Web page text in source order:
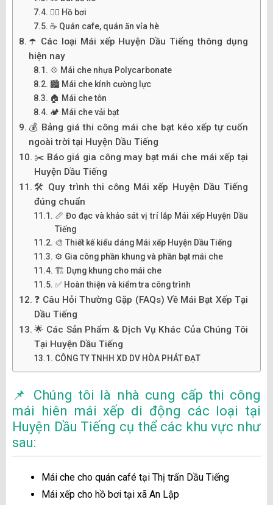
🏊‍♂️ Hồ bơi
☕ Quán cafe, quán ăn vỉa hè
☂️ Các loại Mái xếp Huyện Dầu Tiếng thông dụng
hiện nay
💠 Mái che nhựa Polycarbonate
🏙️ Mái che kính cường lực
🏠 Mái che tôn
🏕️ Mái che vải bạt
💰 Bảng giá thi công mái che bạt kéo xếp tự cuốn
ngoài trời tại Huyện Dầu Tiếng
✂️ Báo giá gia công may bạt mái che mái xếp tại
Huyện Dầu Tiếng
🛠️ Quy trình thi công Mái xếp Huyện Dầu Tiếng
đúng chuẩn
📏 Đo đạc và khảo sát vị trí lắp Mái xếp Huyện Dầu
Tiếng
🎨 Thiết kế kiểu dáng Mái xếp Huyện Dầu Tiếng
⚙️ Gia công phần khung và phần bạt mái che
🏗️ Dựng khung cho mái che
✅ Hoàn thiện và kiểm tra công trình
❓ Câu Hỏi Thường Gặp (FAQs) Về Mái Bạt Xếp Tại
Dầu Tiếng
🌟 Các Sản Phẩm & Dịch Vụ Khác Của Chúng Tôi
Tại Huyện Dầu Tiếng
CÔNG TY TNHH XD DV HÒA PHÁT ĐẠT
📌 Chúng tôi là nhà cung cấp thi công
mái hiên mái xếp di động các loại tại
Huyện Dầu Tiếng cụ thể các khu vực như
sau:
Mái che cho quán café tại Thị trấn Dầu Tiếng
Mái xếp cho hồ bơi tại xã An Lập